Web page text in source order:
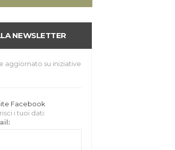
NEWSLETTER
aggiornato su iniziative
i tuoi dati: